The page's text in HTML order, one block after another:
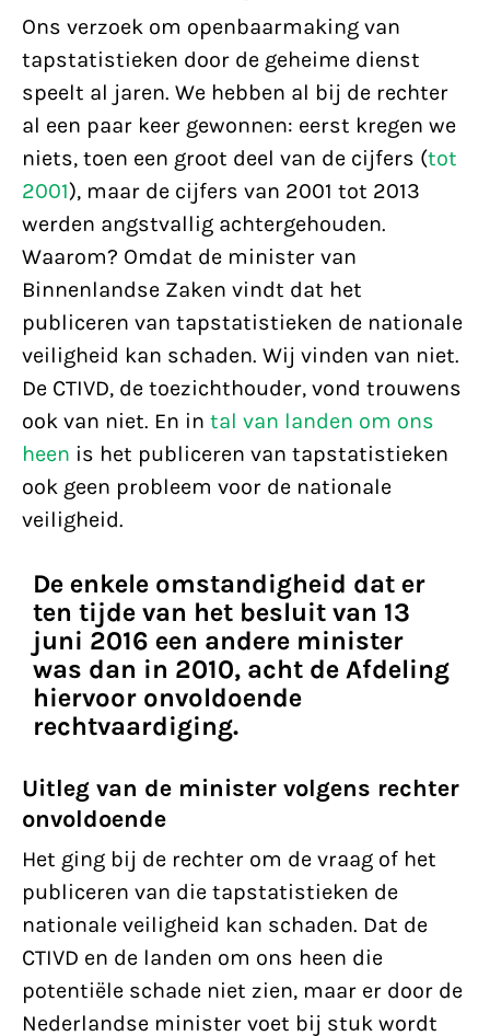
Ons verzoek om openbaarmaking van
tapstatistieken door de geheime dienst
speelt al jaren. We hebben al bij de rechter
al een paar keer gewonnen: eerst kregen we
niets, toen een groot deel van de cijfers (tot
2001), maar de cijfers van 2001 tot 2013
werden angstvallig achtergehouden.
Waarom? Omdat de minister van
Binnenlandse Zaken vindt dat het
publiceren van tapstatistieken de nationale
veiligheid kan schaden. Wij vinden van niet.
De CTIVD, de toezichthouder, vond trouwens
ook van niet. En in tal van landen om ons
heen is het publiceren van tapstatistieken
ook geen probleem voor de nationale
veiligheid.
De enkele omstandigheid dat er
ten tijde van het besluit van 13
juni 2016 een andere minister
was dan in 2010, acht de Afdeling
hiervoor onvoldoende
rechtvaardiging.
Uitleg van de minister volgens rechter
onvoldoende
Het ging bij de rechter om de vraag of het
publiceren van die tapstatistieken de
nationale veiligheid kan schaden. Dat de
CTIVD en de landen om ons heen die
potentiële schade niet zien, maar er door de
Nederlandse minister voet bij stuk wordt